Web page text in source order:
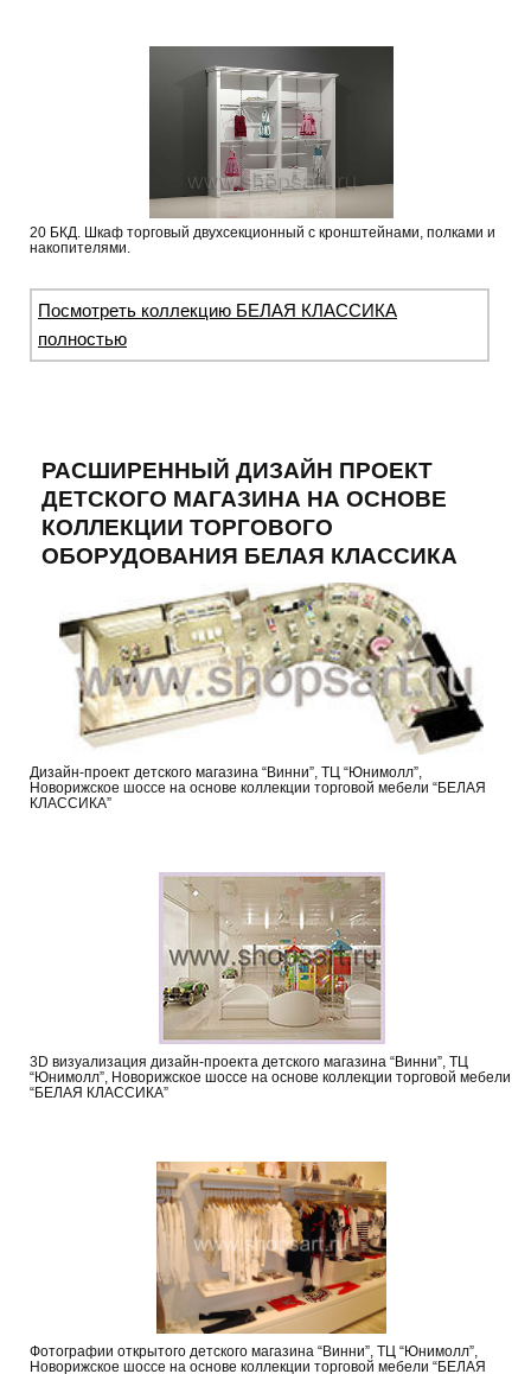
20 БКД. Шкаф торговый двухсекционный с кронштейнами, полками и
накопителями.
Посмотреть коллекцию БЕЛАЯ КЛАССИКА
полностью
РАСШИРЕННЫЙ ДИЗАЙН ПРОЕКТ
ДЕТСКОГО МАГАЗИНА НА ОСНОВЕ
КОЛЛЕКЦИИ ТОРГОВОГО
ОБОРУДОВАНИЯ БЕЛАЯ КЛАССИКА
Дизайн-проект детского магазина “Винни”, ТЦ “Юнимолл”,
Новорижское шоссе на основе коллекции торговой мебели “БЕЛАЯ
КЛАССИКА”
3D визуализация дизайн-проекта детского магазина “Винни”, ТЦ
“Юнимолл”, Новорижское шоссе на основе коллекции торговой мебели
“БЕЛАЯ КЛАССИКА”
Фотографии открытого детского магазина “Винни”, ТЦ “Юнимолл”,
Новорижское шоссе на основе коллекции торговой мебели “БЕЛАЯ